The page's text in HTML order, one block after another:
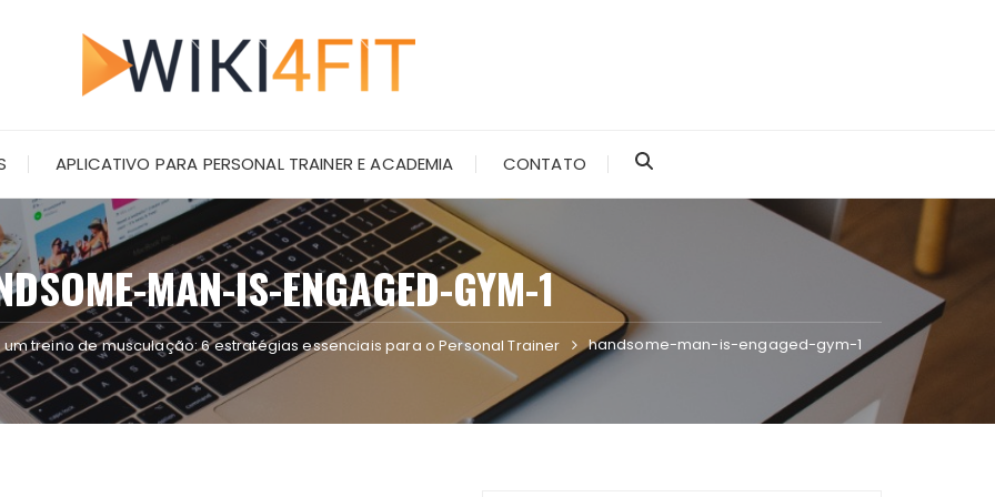
APLICATIVO PARA PERSONAL TRAINER E ACADEMIA CONTATO
MAN-IS-ENGAGED-GYM-1
treino de musculação: 6 estratégias essenciais para o Personal Trainer handsome-man-is-engaged-gym-1